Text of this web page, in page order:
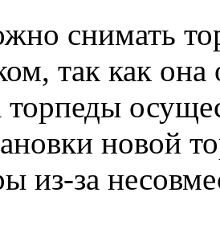
снимать
так как она
торпеды
новой
из-за